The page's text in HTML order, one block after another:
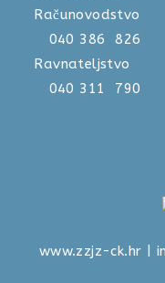
040 386 826
040 311 790
www.zzjz-ck.hr